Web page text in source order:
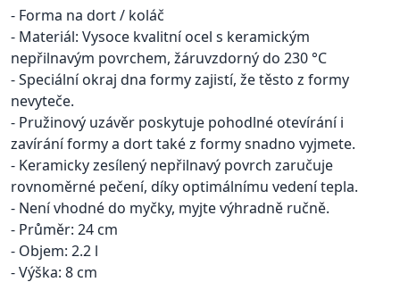
- Forma na dort / koláč
- Materiál: Vysoce kvalitní ocel s keramickým
nepřilnavým povrchem, žáruvzdorný do 230 °C
- Speciální okraj dna formy zajistí, že těsto z formy
nevyteče.
- Pružinový uzávěr poskytuje pohodlné otevírání i
zavírání formy a dort také z formy snadno vyjmete.
- Keramicky zesílený nepřilnavý povrch zaručuje
rovnoměrné pečení, díky optimálnímu vedení tepla.
- Není vhodné do myčky, myjte výhradně ručně.
- Průměr: 24 cm
- Objem: 2.2 l
- Výška: 8 cm